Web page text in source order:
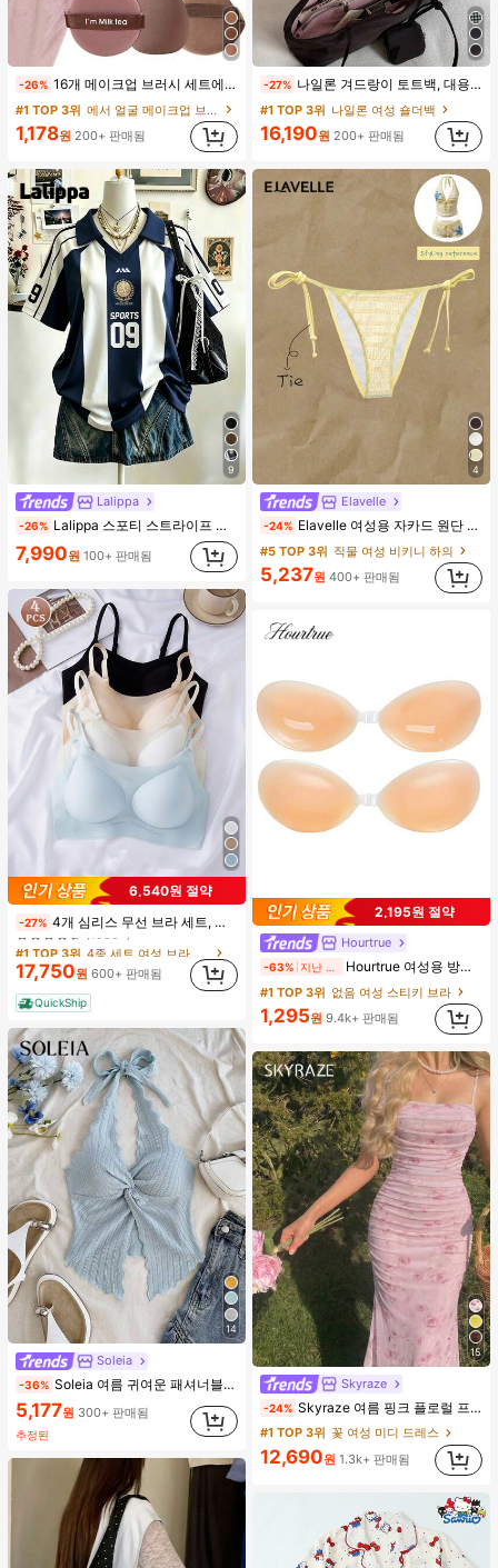
-26% 16개 메이크업 브러시 세트에는 13개 메이크업 브러시, 1개 눈물 모양 메이크업 스펀지, 1개 둥근 쿠션 파우더 브러시, 1개 삼각형 메이크업 스펀지가 포함되어 있습니다 - 클래식 세트. 부드럽고 피부 친화적인 합성 모로 만들어졌습니다. 여성과 소녀에게 완벽하며, 가을과 겨울에 이상적입니다.
#1 TOP 3위 에서 얼굴 메이크업 브러시 세트
1,178원 200+ 판매됨
9
Lalippa
-26% Lalippa 스포티 스트라이프 디지털 프린트 패션 미니멀리스트 여성용 라펠 브이넥 드롭 숄더 반팔 티셔츠 친구 선물
7,990원 100+ 판매됨
6,540원 절약
-27% 4개 심리스 무선 브라 세트, 작은 가슴 보정, 초박형 통기성 아이스 실크 섹시 편안한 백리스 란제리 브라, 조절 가능
#1 TOP 3위
4종 세트 여성 브라 & 브랄렛
(1000+)
#1 TOP 3위
(1000+)
#1 TOP 3위
(1000+)
4종 세트 여성 브라 & 브랄렛
(1000+)
17,750원 600+ 판매됨
QuickShip
14
Soleia
-36% Soleia 여름 귀여운 패셔너블한 섹시한 홀터 타이 트위스트 오픈 백 탑
5,177원 300+ 판매됨
추정된
-27% 나일론 겨드랑이 토트백, 대용량 통근 숄더백, 작은 메이크업 백 포함, 펜던트 미포함, 가벼운 일상 핸드백 (펜던트 미포함)
#1 TOP 3위 나일론 여성 숄더백
16,190원 200+ 판매됨
4
Elavelle
-24% Elavelle 여성용 자카드 원단 사이드 타이 비키니 하의, 봄/여름
#5 TOP 3위 직물 여성 비키니 하의
5,237원 400+ 판매됨
2,195원 절약
Hourtrue
-63% Hourtrue 여성용 방수 두꺼운 실리콘 가슴 페탈, 작은 가슴 리프트업 & 푸시인용, 웨딩 촬영 및 들러리용
#1 TOP 3위 없음 여성 스티키 브라
1,295원 9.4k+ 판매됨
15
Skyraze
-24% Skyraze 여름 핑크 플로럴 프린트 주름 메쉬 캐미 롱 드레스, 여름 드레스, 봄 옷
#1 TOP 3위 꽃 여성 미디 드레스
(1000+)
#1 TOP 3위 꽃 여성 미디 드레스
(1000+)
#1 TOP 3위 꽃 여성 미디 드레스
(1000+)
#1 TOP 3위
꽃 여성 미디 드레스
12,690원 1.3k+ 판매됨